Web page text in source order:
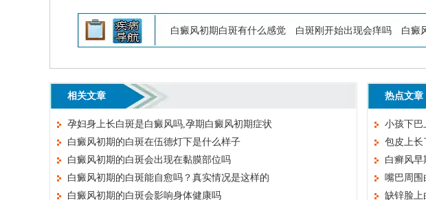
白癜风初期白斑有什么感觉 白斑刚开始出现会痒吗 白癜
相关文章
孕妇身上长白斑是白癜风吗,孕期白癜风初期症状
白癜风初期的白斑在伍德灯下是什么样子
白癜风初期的白斑会出现在黏膜部位吗
白癜风初期的白斑能自愈吗？真实情况是这样的
白癜风初期的白斑会影响身体健康吗
热点文章
小孩下巴
包皮上长
白癣风早
嘴巴周围
缺锌脸上